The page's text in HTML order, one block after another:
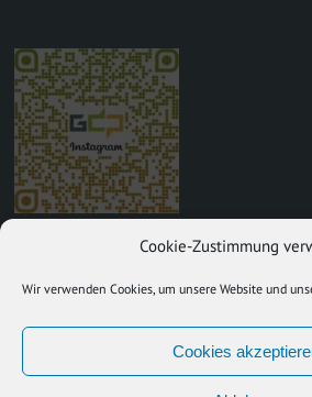
Cookie-Zustimmung
Wir verwenden Cookies, um unsere Website und
Cookies
Gymnasium